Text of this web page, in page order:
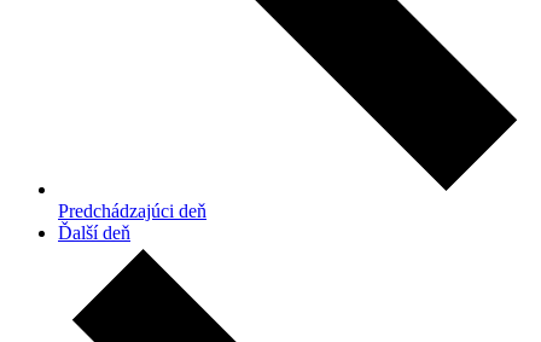
Predchádzajúci deň
Ďalší deň